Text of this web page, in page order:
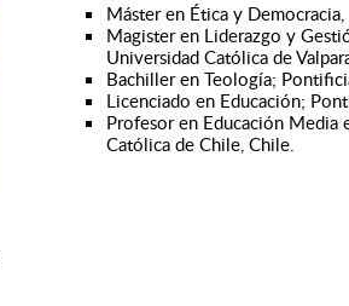
Máster en Ética y
Magister en Liderazgo y
Universidad Católica de
Bachiller en Teología;
Licenciado en Educación;
Profesor en Educación
Católica de Chile, Chile.